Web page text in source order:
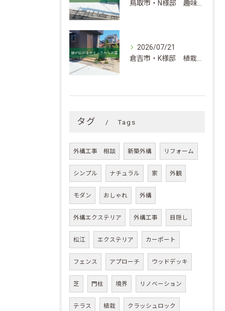
2026/07/21
タグ Tags
外構工事 相談 新築外構 リフォーム
シンプル ナチュラル 家 外観
モダン おしゃれ 外構
外構エクステリア 外構工事 目隠し
松江 エクステリア カーポート
フェンス アプローチ ウッドデッキ
芝 門柱 境界 リノベーション
テラス 植栽 クラッシュロック